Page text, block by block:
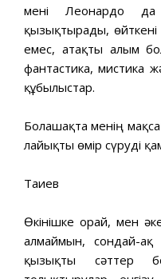
мені Леонардо да
қызықтырады, өйткені
емес, атақты ғалым
фантастика, мистика
құбылыстар.
Болашақта менің
лайықты өмір сүруді
Тағиев
Өкінішке орай, мен
алмаймын, сондай-ақ
қызықты сәттер